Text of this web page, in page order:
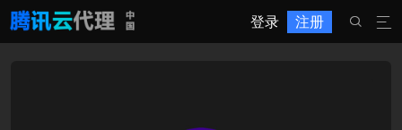
登录 注册 
